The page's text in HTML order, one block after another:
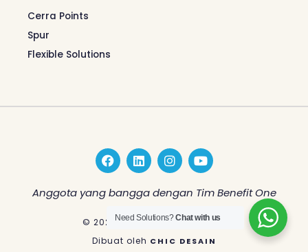
Cerra Points
Spur
Flexible Solutions
F
a
c
e
k
L
i
n
k
e
d
n
I
n
s
t
a
g
a
Y
o
u
t
b
Anggota yang bangga dengan Tim Benefit One
© 2026 Benefit One Indonesia
Dibuat oleh CHIC DESAIN
Need Solutions?Chat with us